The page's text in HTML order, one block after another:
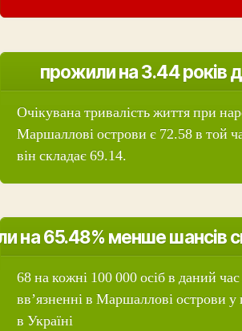
прожили на 3.44 років
Очікувана тривалість життя при
Маршаллові острови є 72.58 в той
він складає 69.14.
на 65.48% менше шансів
68 на кожні 100 000 осіб в даний час
вв’язненні в Маршаллові острови у
в Україні